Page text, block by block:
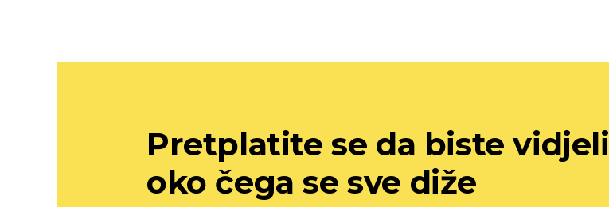
Pretplatite se da biste vidjeli
oko čega se sve diže